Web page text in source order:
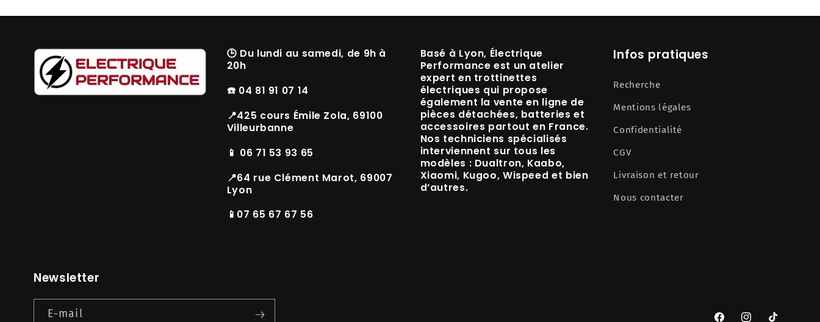
🕒 Du lundi au samedi, de 9h à
20h
☎️ 04 81 91 07 14
📍425 cours Émile Zola, 69100
Villeurbanne
📱 06 71 53 93 65
📍64 rue Clément Marot, 69007
Lyon
📱07 65 67 67 56
Basé à Lyon, Électrique
Performance est un atelier
expert en trottinettes
électriques qui propose
également la vente en ligne de
pièces détachées, batteries et
accessoires partout en France.
Nos techniciens spécialisés
interviennent sur tous les
modèles : Dualtron, Kaabo,
Xiaomi, Kugoo, Wispeed et bien
d’autres.
Infos pratiques
Recherche
Mentions légales
Confidentialité
CGV
Livraison et retour
Nous contacter
Newsletter
E-mail